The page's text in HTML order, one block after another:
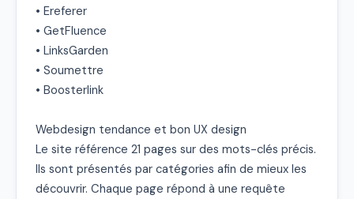
• Ereferer
• GetFluence
• LinksGarden
• Soumettre
• Boosterlink
Webdesign tendance et bon UX design
Le site référence 21 pages sur des mots-clés précis.
Ils sont présentés par catégories afin de mieux les
découvrir. Chaque page répond à une requête